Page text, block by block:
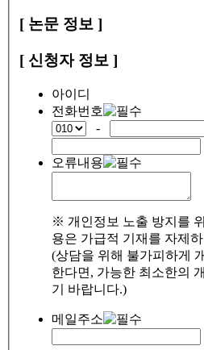
[ 논문 정보 ]
[ 신청자 정보 ]
아이디
전화번호
-
오류내용
※ 개인정보 노출 방지를
용은 가급적 기재를 자제
(상담을 위해 불가피하게
한다면, 가능한 최소한의
기 바랍니다.)
메일주소